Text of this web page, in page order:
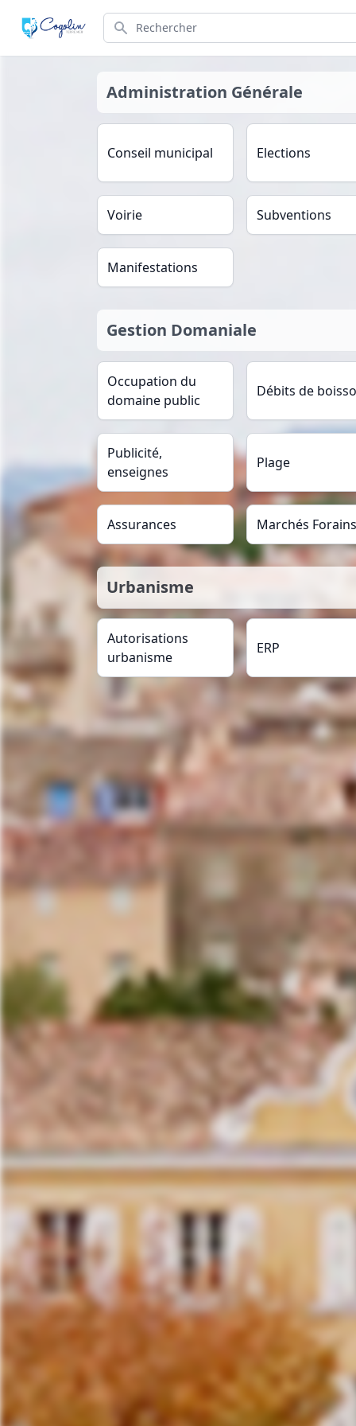
Search
Administration Générale
Conseil municipal Elections
Voirie Subventions
Manifestations
Gestion Domaniale
Occupation du
domaine public
Débits de
Publicité,
enseignes
Plage
Assurances Marchés Forains
Urbanisme
Autorisations
urbanisme
ERP